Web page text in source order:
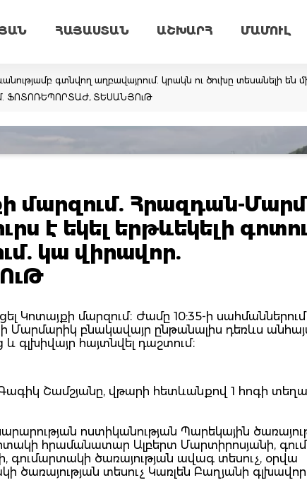
ՀԱՅԱՍՏԱՆ ԱՇԽԱՐՀ ՄԱՄՈՒԼ
գտնվող աղբավայրում. կրակն ու ծուխը տեսանելի են
ՖՈՏՈՌԵՊՈՐՏԱԺ, ՏԵՍԱՆՅՈւԹ
մարզում. Հրազդան-
է եկել երթևեկելի
կա վիրավոր.
Կոտայքի մարզում։ Ժամը 10:35-ի սահմաններում
բնակավայր ընթանալիս դեռևս
գլխիվայր հայտնվել դաշտում։
Շամշյանը, վթարի հետևանքով 1 հոգի
ոստիկանության Պարեկային
հրամանատար Ալբերտ Մարտիրոսյանի,
ծառայության ավագ տեսուչ, օրվա
տեսուչ Կառլեն Բաղյանի